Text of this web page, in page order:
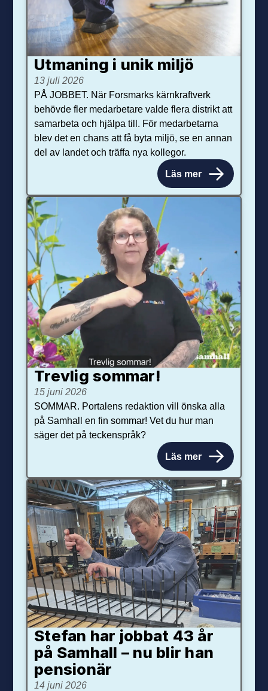
Utmaning i unik miljö
13 juli 2026
PÅ JOBBET. När Forsmarks kärnkraftverk
behövde fler medarbetare valde flera distrikt att
samarbeta och hjälpa till. För medarbetarna
blev det en chans att få byta miljö, se en annan
del av landet och träffa nya kollegor.
Läs mer
Trevlig sommar!
15 juni 2026
SOMMAR. Portalens redaktion vill önska alla
på Samhall en fin sommar! Vet du hur man
säger det på teckenspråk?
Läs mer
Stefan har jobbat 43 år
på Samhall – nu blir han
pensionär
14 juni 2026